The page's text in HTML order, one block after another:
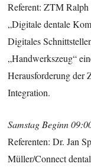
Referent: ZTM
„Digitale dentale
Digitales
„Handwerkszeug“
Herausforderung der
Integration.
Samstag Beginn
Referenten: Dr. Jan
Müller/Connect dental